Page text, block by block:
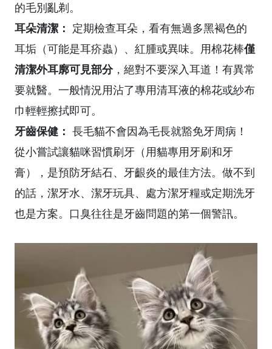
的毛別亂剃。
耳朵清潔： 定期檢查耳朵，看有無過多黑褐色的
耳垢（可能是耳疥蟲）、紅腫或異味。用棉花棒僅
清潔外耳廓可見部分，絕對不要深入耳道！有異常
要就醫。一般情況用沾了專用清耳液的棉花或紗布
巾輕輕擦拭即可。
牙齒保健： 長毛貓不會因為毛長就豁免牙周病！
從小嘗試讓貓咪習慣刷牙（用貓專用牙刷和牙
膏），是預防牙結石、牙齦炎的最佳方法。做不到
的話，潔牙水、潔牙玩具、處方潔牙糧或定期洗牙
也是方案。口臭往往是牙齒問題的第一個警訊。